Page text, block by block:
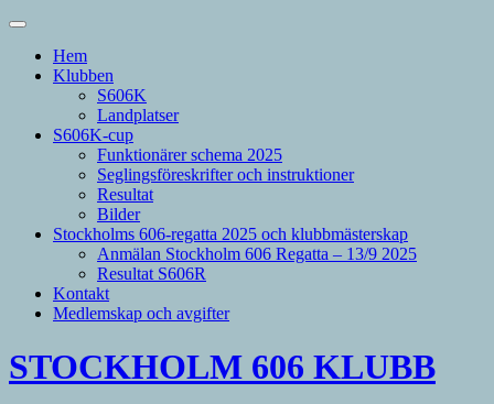
Hem
Klubben
S606K
Landplatser
S606K-cup
Funktionärer schema 2025
Seglingsföreskrifter och instruktioner
Resultat
Bilder
Stockholms 606-regatta 2025 och klubbmästerskap
Anmälan Stockholm 606 Regatta – 13/9 2025
Resultat S606R
Kontakt
Medlemskap och avgifter
STOCKHOLM 606 KLUBB